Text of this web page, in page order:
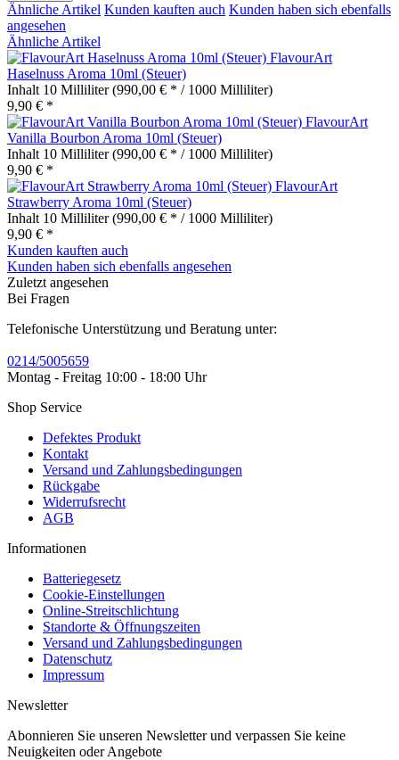
Ähnliche Artikel Kunden kauften auch Kunden haben sich ebenfalls
angesehen
Ähnliche Artikel
FlavourArt
Haselnuss Aroma 10ml (Steuer)
Inhalt 10 Milliliter(990,00 € * / 1000 Milliliter)
9,90 € *
FlavourArt
Vanilla Bourbon Aroma 10ml (Steuer)
Inhalt 10 Milliliter(990,00 € * / 1000 Milliliter)
9,90 € *
FlavourArt
Strawberry Aroma 10ml (Steuer)
Inhalt 10 Milliliter(990,00 € * / 1000 Milliliter)
9,90 € *
Kunden kauften auch
Kunden haben sich ebenfalls angesehen
Zuletzt angesehen
Bei Fragen
Telefonische Unterstützung und Beratung unter:
0214/5005659
Montag - Freitag 10:00 - 18:00 Uhr
Shop Service
Defektes Produkt
Kontakt
Versand und Zahlungsbedingungen
Rückgabe
Widerrufsrecht
AGB
Informationen
Batteriegesetz
Cookie-Einstellungen
Online-Streitschlichtung
Standorte & Öffnungszeiten
Versand und Zahlungsbedingungen
Datenschutz
Impressum
Newsletter
Abonnieren Sie unseren Newsletter und verpassen Sie keine
Neuigkeiten oder Angebote